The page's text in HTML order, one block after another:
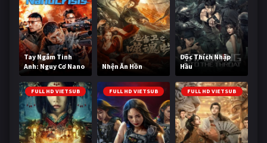
Tay Ngắm Tinh
Anh: Nguy Cơ Nano
Nhện Ăn Hồn
Độc Thích Nhập
Hầu
FULL HD VIETSUB FULL HD VIETSUB FULL HD VIETSUB